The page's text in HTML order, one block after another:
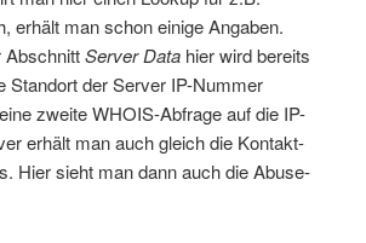
erhält man schon einige Angaben.
AbschnittServer Data hier wird bereits
Standort der Server IP-Nummer
zweite WHOIS-Abfrage auf die IP-
erhält man auch gleich die Kontakt-
Hier sieht man dann auch die Abuse-